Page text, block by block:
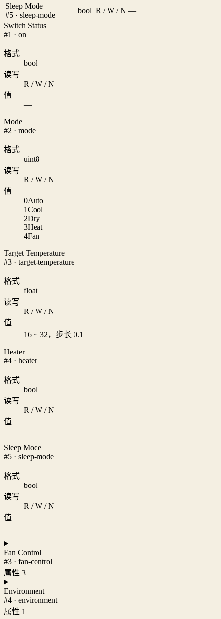
Sleep Mode
#5 · sleep-mode
bool R / W / N —
Switch Status
#1 · on
格式
bool
读写
R / W / N
值
—
Mode
#2 · mode
格式
uint8
读写
R / W / N
值
0Auto
1Cool
2Dry
3Heat
4Fan
Target Temperature
#3 · target-temperature
格式
float
读写
R / W / N
值
16 ~ 32，步长 0.1
Heater
#4 · heater
格式
bool
读写
R / W / N
值
—
Sleep Mode
#5 · sleep-mode
格式
bool
读写
R / W / N
值
—
Fan Control
#3 · fan-control
属性 3
Environment
#4 · environment
属性 1